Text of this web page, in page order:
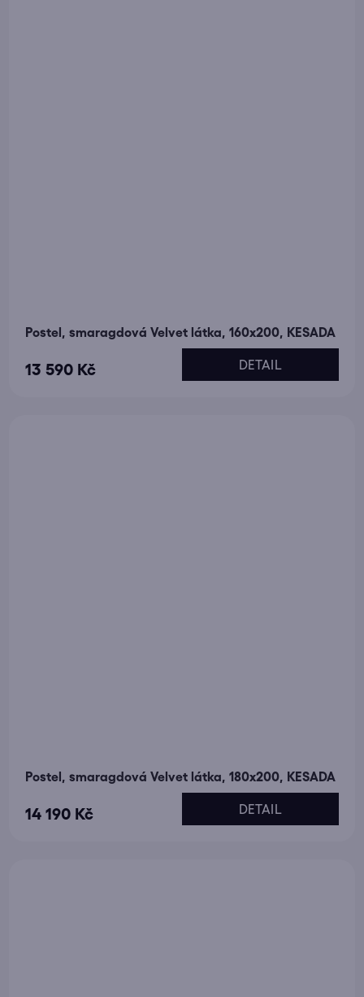
Postel, smaragdová Velvet látka, 160x200, KESADA
13 590 Kč DETAIL
Postel, smaragdová Velvet látka, 180x200, KESADA
14 190 Kč DETAIL